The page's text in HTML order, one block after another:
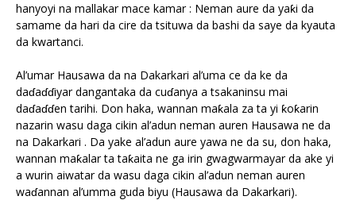
hanyoyi na mallakar mace kamar : Neman aure da yaƙi da
samame da hari da cire da tsituwa da bashi da saye da kyauta
da kwartanci.
Al’umar Hausawa da na Dakarkari al’uma ce da ke da
daɗaɗɗiyar dangantaka da cuɗanya a tsakaninsu mai
daɗaɗɗen tarihi. Don haka, wannan maƙala za ta yi ƙoƙarin
nazarin wasu daga cikin al’adun neman auren Hausawa ne da
na Dakarkari . Da yake al’adun aure yawa ne da su, don haka,
wannan maƙalar ta taƙaita ne ga irin gwagwarmayar da ake yi
a wurin aiwatar da wasu daga cikin al’adun neman auren
waɗannan al’umma guda biyu (Hausawa da Dakarkari).